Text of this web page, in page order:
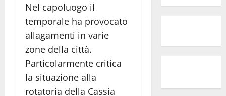
Nel capoluogo il
temporale ha provocato
allagamenti in varie
zone della città.
Particolarmente critica
la situazione alla
rotatoria della Cassia